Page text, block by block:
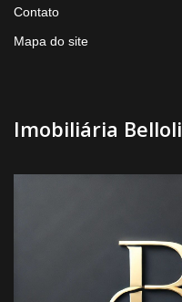
Contato
Mapa do site
Imobiliária Belloli